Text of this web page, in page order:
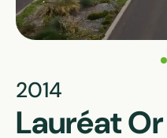
2014
Lauréat Or